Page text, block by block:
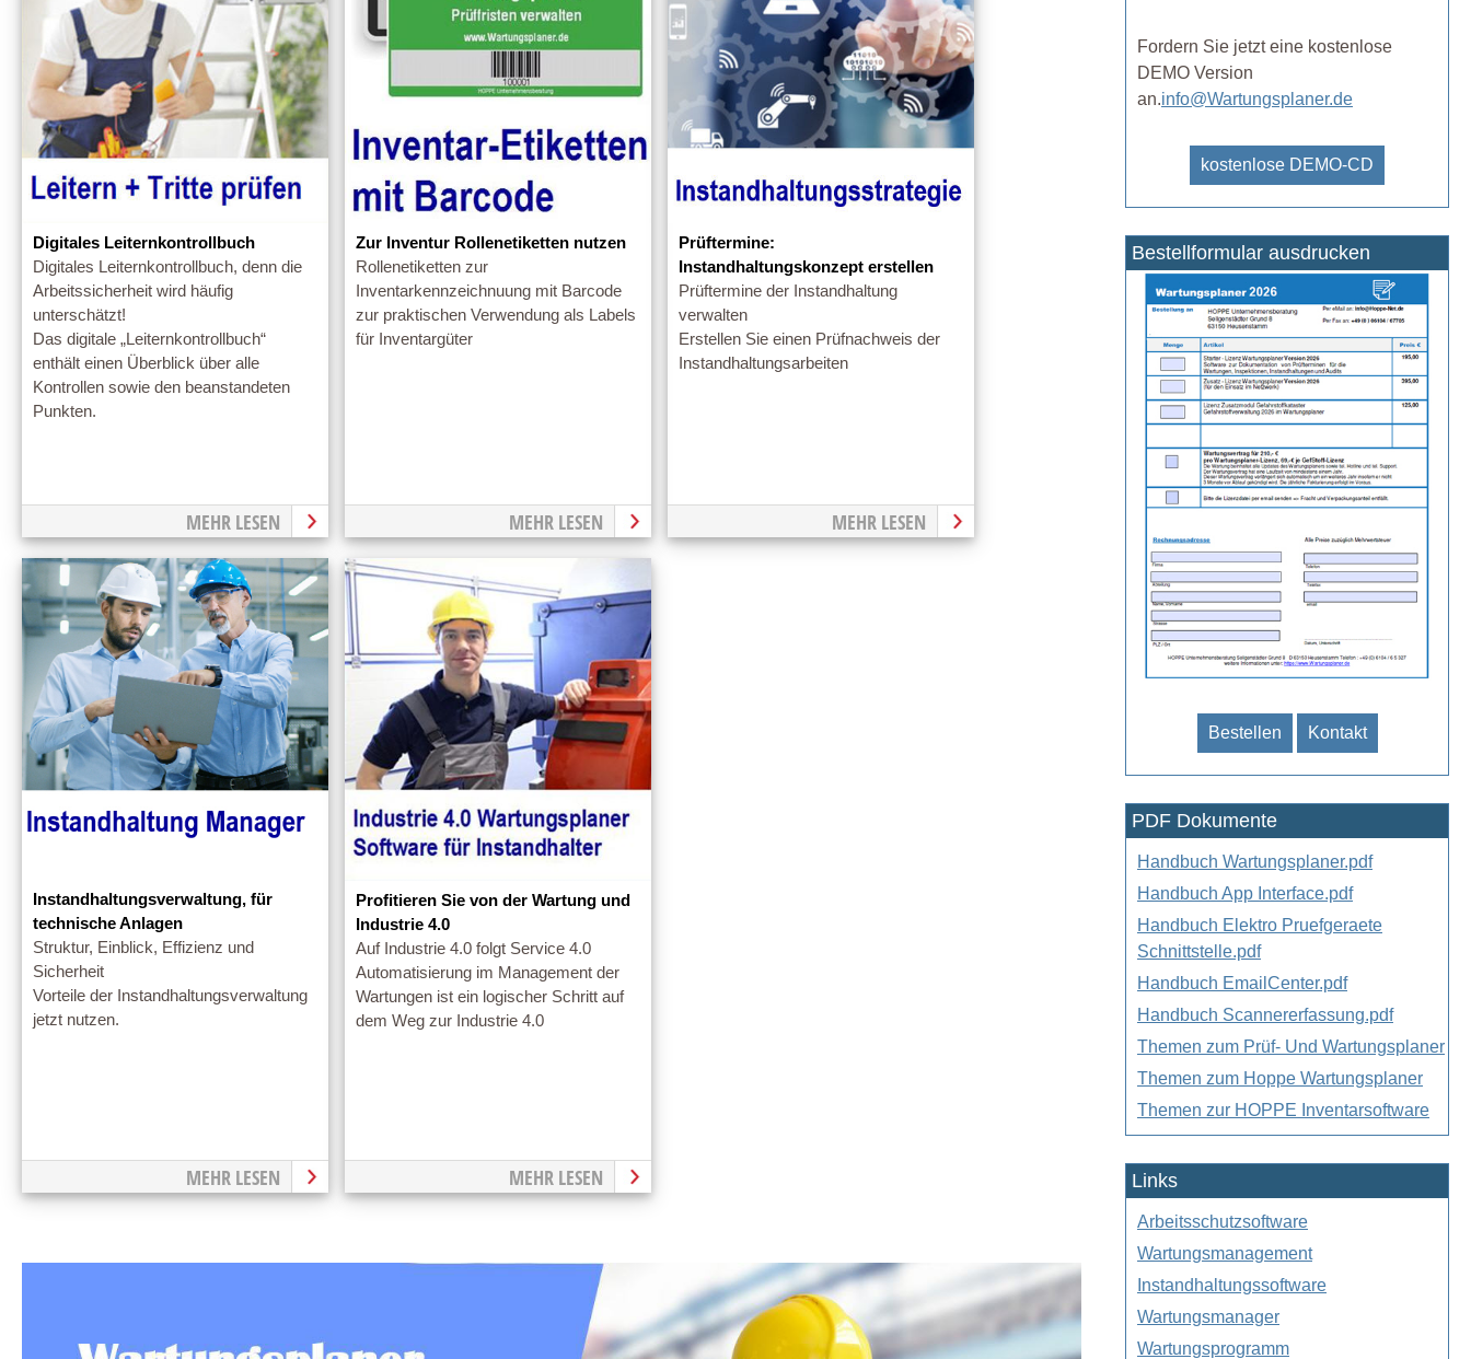
Digitales Leiternkontrollbuch
Digitales Leiternkontrollbuch, denn die
Arbeitssicherheit wird häufig
unterschätzt!
Das digitale „Leiternkontrollbuch“
enthält einen Überblick über alle
Kontrollen sowie den beanstandeten
Punkten.
MEHR LESEN
Zur Inventur Rollenetiketten nutzen
Rollenetiketten zur
Inventarkennzeichnuung mit Barcode
zur praktischen Verwendung als Labels
für Inventargüter
MEHR LESEN
Prüftermine:
Instandhaltungskonzept erstellen
Prüftermine der Instandhaltung
verwalten
Erstellen Sie einen Prüfnachweis der
Instandhaltungsarbeiten
MEHR LESEN
Instandhaltungsverwaltung, für
technische Anlagen
Struktur, Einblick, Effizienz und
Sicherheit
Vorteile der Instandhaltungsverwaltung
jetzt nutzen.
MEHR LESEN
Profitieren Sie von der Wartung und
Industrie 4.0
Auf Industrie 4.0 folgt Service 4.0
Automatisierung im Management der
Wartungen ist ein logischer Schritt auf
dem Weg zur Industrie 4.0
MEHR LESEN
Fordern Sie jetzt eine kostenlose
DEMO Version
an.info@Wartungsplaner.de
kostenlose DEMO-CD
Bestellformular ausdrucken
Bestellen Kontakt
PDF Dokumente
Handbuch Wartungsplaner.pdf
Handbuch App Interface.pdf
Handbuch Elektro Pruefgeraete
Schnittstelle.pdf
Handbuch EmailCenter.pdf
Handbuch Scannererfassung.pdf
Themen zum Prüf- Und Wartungsplaner
Themen zum Hoppe Wartungsplaner
Themen zur HOPPE Inventarsoftware
Links
Arbeitsschutzsoftware
Wartungsmanagement
Instandhaltungssoftware
Wartungsmanager
Wartungsprogramm